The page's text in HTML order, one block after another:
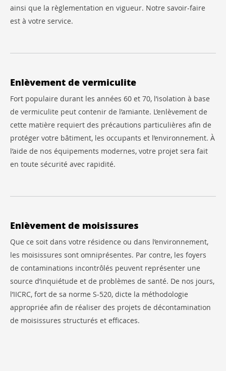
ainsi que la règlementation en vigueur. Notre savoir-faire
est à votre service.
Enlèvement de vermiculite
Fort populaire durant les années 60 et 70, l’isolation à base
de vermiculite peut contenir de l’amiante. L’enlèvement de
cette matière requiert des précautions particulières afin de
protéger votre bâtiment, les occupants et l’environnement. À
l’aide de nos équipements modernes, votre projet sera fait
en toute sécurité avec rapidité.
Enlèvement de moisissures
Que ce soit dans votre résidence ou dans l’environnement,
les moisissures sont omniprésentes. Par contre, les foyers
de contaminations incontrôlés peuvent représenter une
source d’inquiétude et de problèmes de santé. De nos jours,
l’IICRC, fort de sa norme S-520, dicte la méthodologie
appropriée afin de réaliser des projets de décontamination
de moisissures structurés et efficaces.